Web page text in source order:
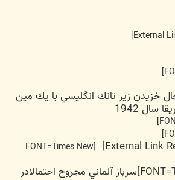
حال خزيدن زير تانك انگليسي با يك مين
سال 1942
[FONT=Times New